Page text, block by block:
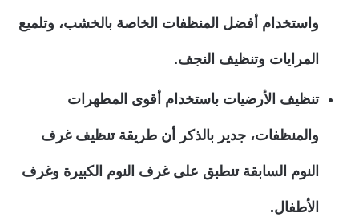
واستخدام أفضل المنظفات الخاصة بالخشب، وتلميع
المرايات وتنظيف النجف.
تنظيف الأرضيات باستخدام أقوى المطهرات
والمنظفات، جدير بالذكر أن طريقة تنظيف غرف
النوم السابقة تنطبق على غرف النوم الكبيرة وغرف
الأطفال.